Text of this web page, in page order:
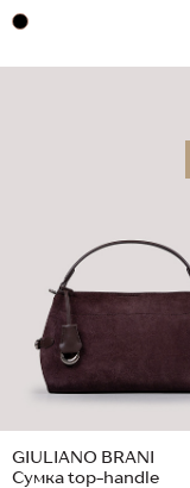
GIULIANO BRANI
Сумка top-handle